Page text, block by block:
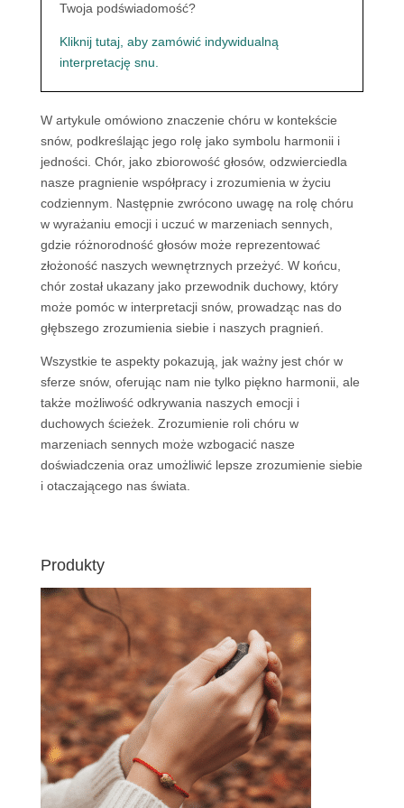
Twoja podświadomość?
Kliknij tutaj, aby zamówić indywidualną
interpretację snu.
W artykule omówiono znaczenie chóru w kontekście
snów, podkreślając jego rolę jako symbolu harmonii i
jedności. Chór, jako zbiorowość głosów, odzwierciedla
nasze pragnienie współpracy i zrozumienia w życiu
codziennym. Następnie zwrócono uwagę na rolę chóru
w wyrażaniu emocji i uczuć w marzeniach sennych,
gdzie różnorodność głosów może reprezentować
złożoność naszych wewnętrznych przeżyć. W końcu,
chór został ukazany jako przewodnik duchowy, który
może pomóc w interpretacji snów, prowadząc nas do
głębszego zrozumienia siebie i naszych pragnień.
Wszystkie te aspekty pokazują, jak ważny jest chór w
sferze snów, oferując nam nie tylko piękno harmonii, ale
także możliwość odkrywania naszych emocji i
duchowych ścieżek. Zrozumienie roli chóru w
marzeniach sennych może wzbogacić nasze
doświadczenia oraz umożliwić lepsze zrozumienie siebie
i otaczającego nas świata.
Produkty